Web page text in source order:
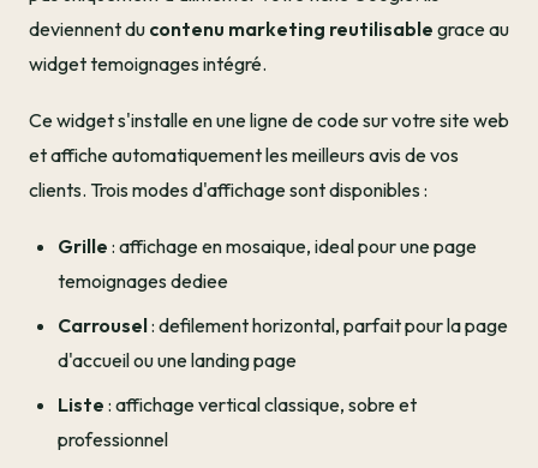
deviennent du contenu marketing reutilisable grace au
widget temoignages intégré.
Ce widget s'installe en une ligne de code sur votre site web
et affiche automatiquement les meilleurs avis de vos
clients. Trois modes d'affichage sont disponibles :
Grille : affichage en mosaique, ideal pour une page
temoignages dediee
Carrousel: defilement horizontal, parfait pour la page
d'accueil ou une landing page
Liste : affichage vertical classique, sobre et
professionnel